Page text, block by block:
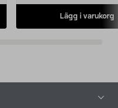
Lägg i varukorg